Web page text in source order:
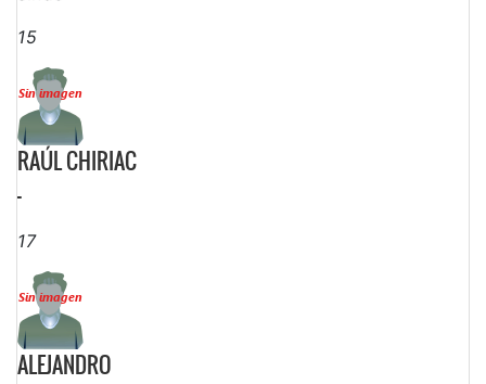
15
RAÚL CHIRIAC
-
17
ALEJANDRO